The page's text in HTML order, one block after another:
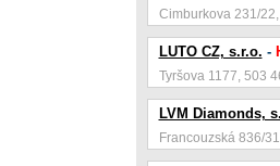
Cimburkova 231/
LUTO CZ, s.r.o. -
Tyršova 1177, 503
LVM Diamonds,
Francouzská 836/